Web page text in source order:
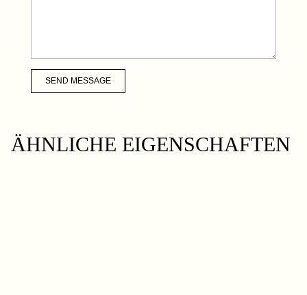
SEND MESSAGE
ÄHNLICHE EIGENSCHAFTEN